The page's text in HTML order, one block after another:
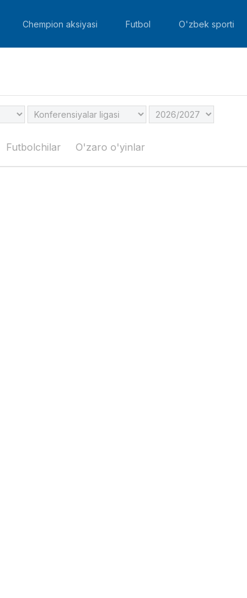
Chempion aksiyasi Futbol O'zbek sporti
Futbolchilar O'zaro o'yinlar